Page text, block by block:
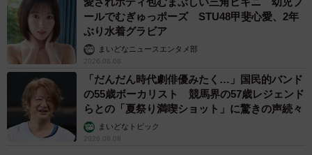
ールでむぎゅっポーズ STU48甲斐心愛、2年
ぶり水着グラビア
まいどなニュースエンタメ部
2026.08.08
「だんだん時代劇俳優みたく…」国民的バンド
の55歳ボーカリスト 競馬界の57歳レジェンド
らとの「夏祭り満喫ショット」に驚きの声続々
まいどなトピック
2026.08.08